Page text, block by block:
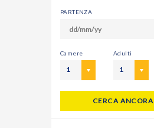
PARTENZA
Camere
1
Adulti
1
CERCA ANCORA